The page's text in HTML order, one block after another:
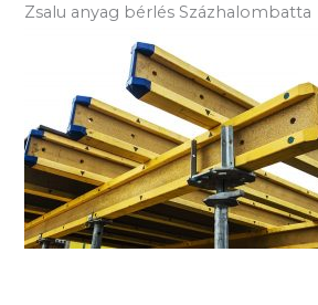
Zsalu anyag bérlés Százhalombatta